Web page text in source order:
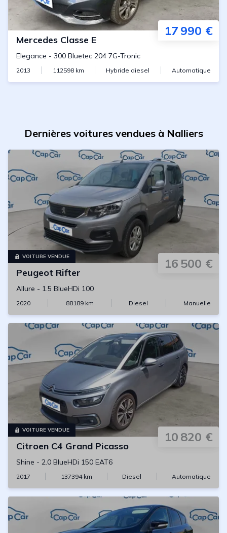
17 990 €
Mercedes Classe E
Elegance - 300 Bluetec 204 7G-Tronic
2013 112598km Hybride diesel Automatique
Dernières voitures vendues à Nalliers
VOITURE VENDUE 16 500 €
Peugeot Rifter
Allure - 1.5 BlueHDi 100
2020 88189km Diesel Manuelle
VOITURE VENDUE 10 820 €
Citroen C4 Grand Picasso
Shine - 2.0 BlueHDi 150 EAT6
2017 137394km Diesel Automatique